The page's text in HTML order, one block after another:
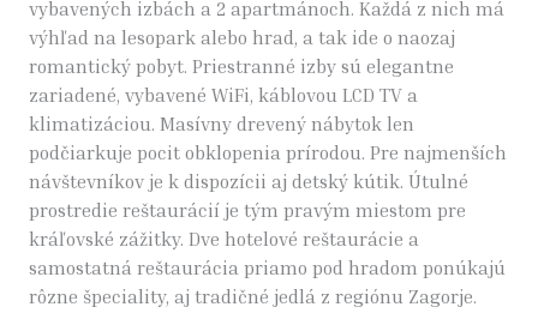
vybavených izbách a 2 apartmánoch. Každá z nich má
výhľad na lesopark alebo hrad, a tak ide o naozaj
romantický pobyt. Priestranné izby sú elegantne
zariadené, vybavené WiFi, káblovou LCD TV a
klimatizáciou. Masívny drevený nábytok len
podčiarkuje pocit obklopenia prírodou. Pre najmenších
návštevníkov je k dispozícii aj detský kútik. Útulné
prostredie reštaurácií je tým pravým miestom pre
kráľovské zážitky. Dve hotelové reštaurácie a
samostatná reštaurácia priamo pod hradom ponúkajú
rôzne špeciality, aj tradičné jedlá z regiónu Zagorje.